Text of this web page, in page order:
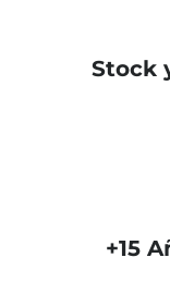
Stock
+15